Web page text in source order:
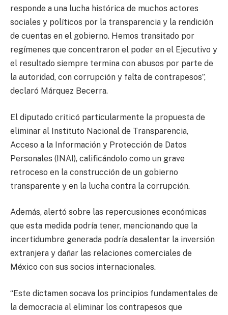
responde a una lucha histórica de muchos actores
sociales y políticos por la transparencia y la rendición
de cuentas en el gobierno. Hemos transitado por
regímenes que concentraron el poder en el Ejecutivo y
el resultado siempre termina con abusos por parte de
la autoridad, con corrupción y falta de contrapesos”,
declaró Márquez Becerra.
El diputado criticó particularmente la propuesta de
eliminar al Instituto Nacional de Transparencia,
Acceso a la Información y Protección de Datos
Personales (INAI), calificándolo como un grave
retroceso en la construcción de un gobierno
transparente y en la lucha contra la corrupción.
Además, alertó sobre las repercusiones económicas
que esta medida podría tener, mencionando que la
incertidumbre generada podría desalentar la inversión
extranjera y dañar las relaciones comerciales de
México con sus socios internacionales.
“Este dictamen socava los principios fundamentales de
la democracia al eliminar los contrapesos que